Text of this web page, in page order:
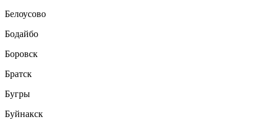
Белоусово
Бодайбо
Боровск
Братск
Бугры
Буйнакск